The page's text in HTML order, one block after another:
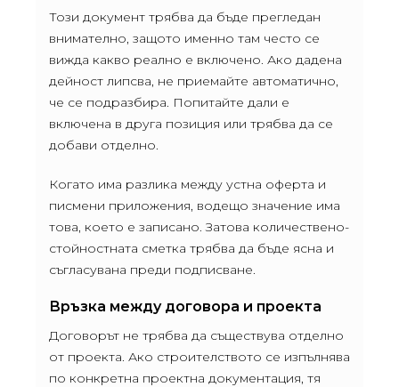
Този документ трябва да бъде прегледан
внимателно, защото именно там често се
вижда какво реално е включено. Ако дадена
дейност липсва, не приемайте автоматично,
че се подразбира. Попитайте дали е
включена в друга позиция или трябва да се
добави отделно.
Когато има разлика между устна оферта и
писмени приложения, водещо значение има
това, което е записано. Затова количествено-
стойностната сметка трябва да бъде ясна и
съгласувана преди подписване.
Връзка между договора и проекта
Договорът не трябва да съществува отделно
от проекта. Ако строителството се изпълнява
по конкретна проектна документация, тя